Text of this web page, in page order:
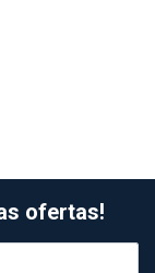
ofertas!